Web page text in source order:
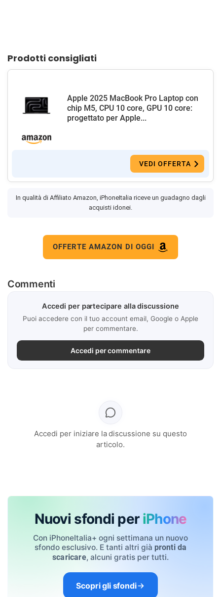
Prodotti consigliati
Apple 2025 MacBook Pro Laptop con
chip M5, CPU 10 core, GPU 10 core:
progettato per Apple...
VEDI OFFERTA
In qualità di Affiliato Amazon, iPhoneItalia riceve un guadagno dagli
acquisti idonei.
OFFERTE AMAZON DI OGGI
Commenti
Accedi per partecipare alla discussione
Puoi accedere con il tuo account email, Google o Apple
per commentare.
Accedi per commentare
Accedi per iniziare la discussione su questo
articolo.
Nuovi sfondi per iPhone
Con iPhoneItalia+ ogni settimana un nuovo
sfondo esclusivo. E tanti altri già pronti da
scaricare, alcuni gratis per tutti.
Scopri gli sfondi